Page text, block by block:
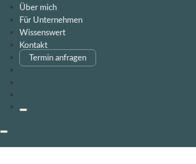
Über mich
Für Unternehmen
Wissenswert
Kontakt
Terminanfragen